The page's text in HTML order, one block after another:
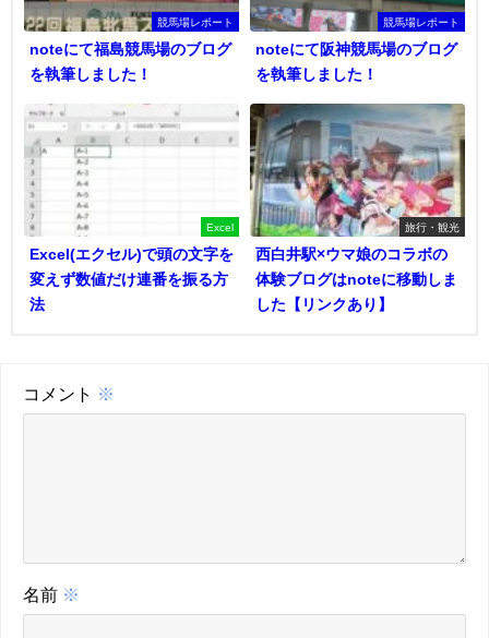
競馬場レポート
noteにて福島競馬場のブログ
を執筆しました！
競馬場レポート
noteにて阪神競馬場のブログ
を執筆しました！
Excel
Excel(エクセル)で頭の文字を
変えず数値だけ連番を振る方
法
旅行・観光
西白井駅×ウマ娘のコラボの
体験ブログはnoteに移動しま
した【リンクあり】
コメント ※
名前 ※